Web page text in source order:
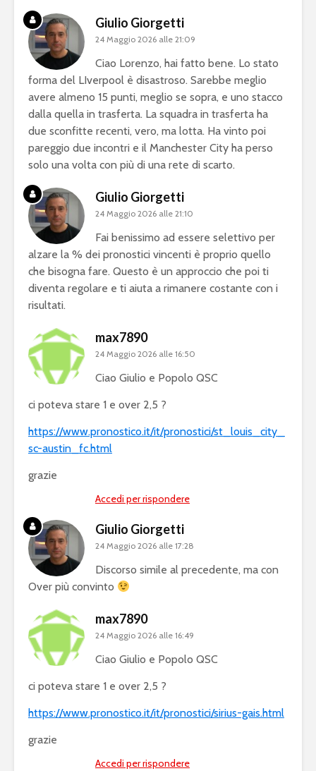
Giulio Giorgetti
24 Maggio 2026 alle 21:09
Ciao Lorenzo, hai fatto bene. Lo stato
forma del LIverpool è disastroso. Sarebbe meglio
avere almeno 15 punti, meglio se sopra, e uno stacco
dalla quella in trasferta. La squadra in trasferta ha
due sconfitte recenti, vero, ma lotta. Ha vinto poi
pareggio due incontri e il Manchester City ha perso
solo una volta con più di una rete di scarto.
Giulio Giorgetti
24 Maggio 2026 alle 21:10
Fai benissimo ad essere selettivo per
alzare la % dei pronostici vincenti è proprio quello
che bisogna fare. Questo è un approccio che poi ti
diventa regolare e ti aiuta a rimanere costante con i
risultati.
max7890
24 Maggio 2026 alle 16:50
Ciao Giulio e Popolo QSC
ci poteva stare 1 e over 2,5 ?
https://www.pronostico.it/it/pronostici/st_louis_city_
sc-austin_fc.html
grazie
Accedi per rispondere
Giulio Giorgetti
24 Maggio 2026 alle 17:28
Discorso simile al precedente, ma con
Over più convinto
max7890
24 Maggio 2026 alle 16:49
Ciao Giulio e Popolo QSC
ci poteva stare 1 e over 2,5 ?
https://www.pronostico.it/it/pronostici/sirius-gais.html
grazie
Accedi per rispondere